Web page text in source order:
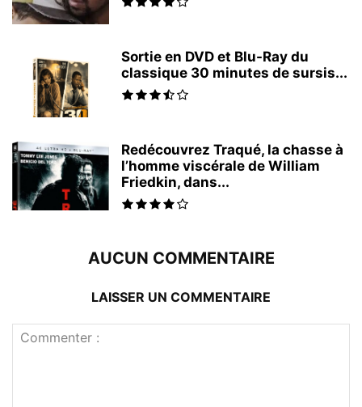
Sortie en DVD et Blu-Ray du
classique 30 minutes de sursis...
Redécouvrez Traqué, la chasse à
l’homme viscérale de William
Friedkin, dans...
AUCUN COMMENTAIRE
LAISSER UN COMMENTAIRE